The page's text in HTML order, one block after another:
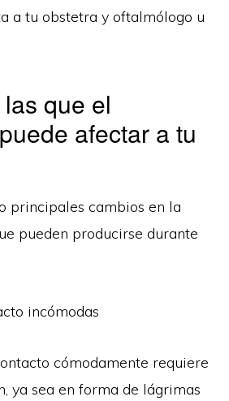
a tu obstetra y oftalmólogo u
que el
afectar a tu
principales cambios en la
pueden producirse durante
incómodas
cómodamente requiere
ya sea en forma de lágrimas